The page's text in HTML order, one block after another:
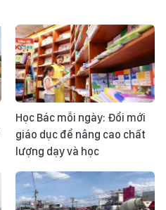
Học Bác mỗi ngày: Đổi mới
giáo dục để nâng cao chất
lượng dạy và học